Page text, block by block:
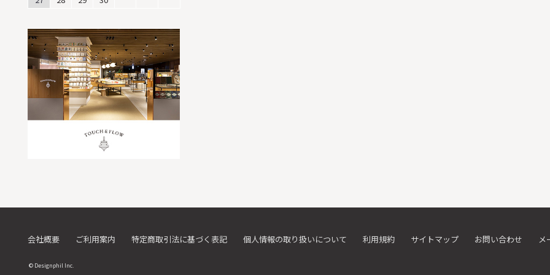
会社概要 ご利用案内 特定商取引法に基づく表記 個人情報の取り扱いについて 利用規約 サイトマップ お問い合わせ メ
© Designphil Inc.